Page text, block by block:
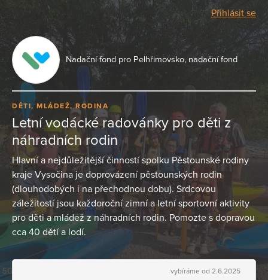
Přihlásit se
Nadační fond pro Pelhřimovsko, nadační fond
DĚTI, MLÁDEŽ, RODINA
Letní vodácké radovánky pro děti z
náhradních rodin
Hlavní a nejdůležitější činností spolku Pěstounské rodiny
kraje Vysočina je doprovázení pěstounských rodin
(dlouhodobých i na přechodnou dobu). Srdcovou
záležitostí jsou každoroční zimní a letní sportovní aktivity
pro děti a mládež z náhradních rodin. Pomozte s dopravou
cca 40 dětí a lodí.
vybíráme od 2.6.2025